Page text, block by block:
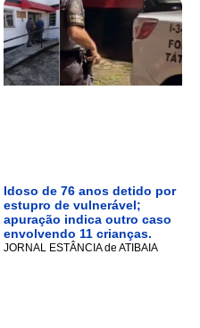
Idoso de 76 anos detido por
estupro de vulnerável;
apuração indica outro caso
envolvendo 11 crianças.
JORNAL ESTÂNCIA de ATIBAIA